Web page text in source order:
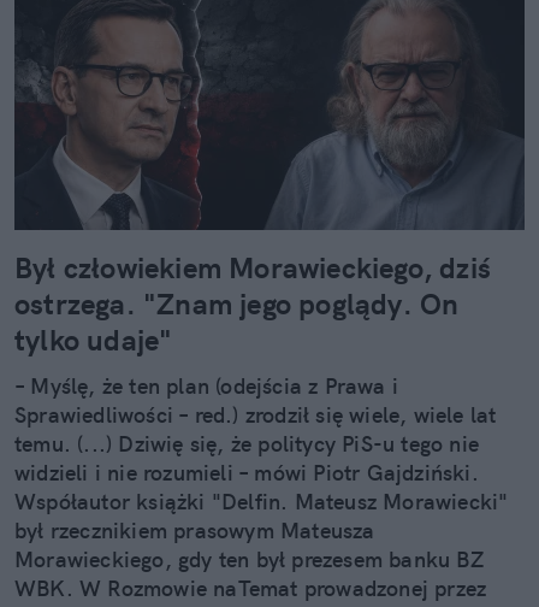
Był człowiekiem Morawieckiego, dziś
ostrzega. "Znam jego poglądy. On
tylko udaje"
– Myślę, że ten plan (odejścia z Prawa i
Sprawiedliwości – red.) zrodził się wiele, wiele lat
temu. (...) Dziwię się, że politycy PiS-u tego nie
widzieli i nie rozumieli – mówi Piotr Gajdziński.
Współautor książki "Delfin. Mateusz Morawiecki"
był rzecznikiem prasowym Mateusza
Morawieckiego, gdy ten był prezesem banku BZ
WBK. W Rozmowie naTemat prowadzonej przez